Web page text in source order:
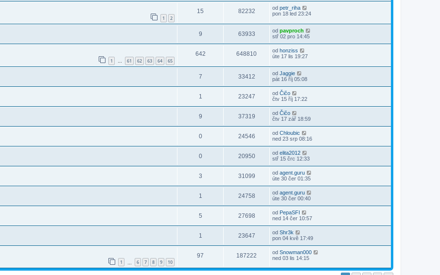
1 2
15 82232 od petr_riha
pon 18 led 23:24
9 63933 od pavproch
stř 02 pro 14:45
1 … 61 62 63 64 65
642 648810 od honziss
úte 17 lis 19:27
7 33412 od Jaggie
pát 16 říj 05:08
1 23247 od Čičo
čtv 15 říj 17:22
9 37319 od Čičo
čtv 17 zář 18:59
0 24546 od Chloubic
ned 23 srp 08:16
0 20950 od elita2012
stř 15 črc 12:33
3 31099 od agent.guru
úte 30 čer 01:35
1 24758 od agent.guru
úte 30 čer 00:40
5 27698 od PepaSFI
ned 14 čer 10:57
1 23647 od Shr3k
pon 04 kvě 17:49
1 6 7 8 9 10
97 187222 od Snowman000
ned 03 lis 14:15